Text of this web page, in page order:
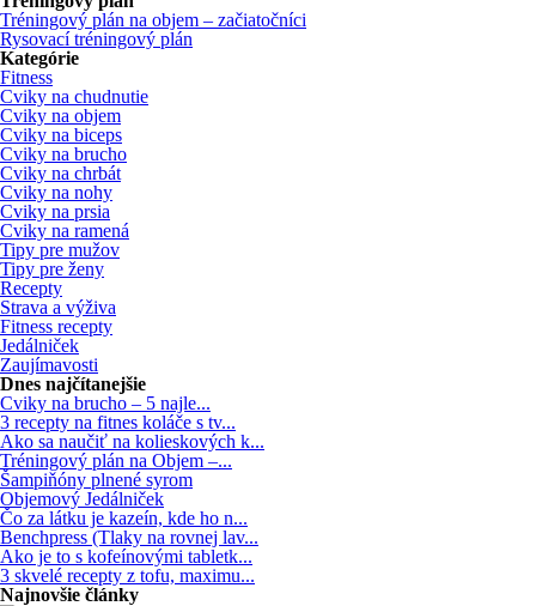
Tréningový plán na objem – začiatočníci
Rysovací tréningový plán
Kategórie
Fitness
Cviky na chudnutie
Cviky na objem
Cviky na biceps
Cviky na brucho
Cviky na chrbát
Cviky na nohy
Cviky na prsia
Cviky na ramená
Tipy pre mužov
Tipy pre ženy
Recepty
Strava a výživa
Fitness recepty
Jedálniček
Zaujímavosti
Dnes najčítanejšie
Cviky na brucho – 5 najle...
3 recepty na fitnes koláče s tv...
Ako sa naučiť na kolieskových k...
Tréningový plán na Objem –...
Šampiňóny plnené syrom
Objemový Jedálniček
Čo za látku je kazeín, kde ho n...
Benchpress (Tlaky na rovnej lav...
Ako je to s kofeínovými tabletk...
3 skvelé recepty z tofu, maximu...
Najnovšie články